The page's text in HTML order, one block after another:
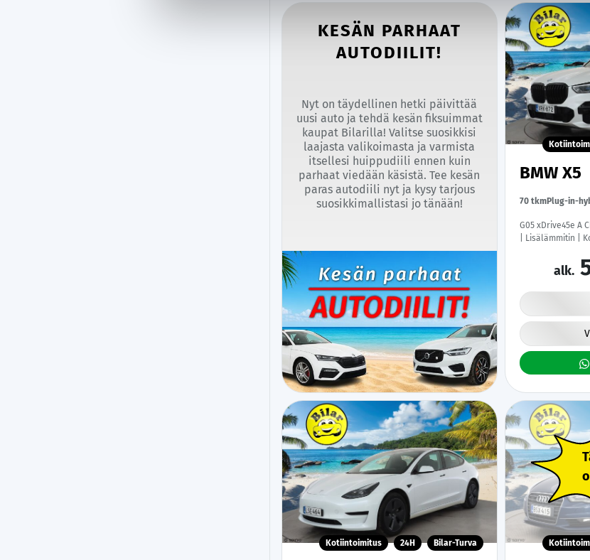
KESÄN PARHAAT
AUTODIILIT!
Nyt on täydellinen hetki päivittää
uusi auto ja tehdä kesän fiksuimmat
kaupat Bilarilla! Valitse suosikkisi
laajasta valikoimasta ja varmista
itsellesi huippudiili ennen kuin
parhaat viedään käsistä. Tee kesän
paras autodiili nyt ja kysy tarjous
suosikkimallistasi jo tänään!
BMW X5
70 tkmPlug-in-
G05 xDrive45e A
| Lisälämmitin |
Kamera | Comfort
& Android |
Merkkihuollettu |
alk.
Kotiintoimitus 24H Bilar-Turva